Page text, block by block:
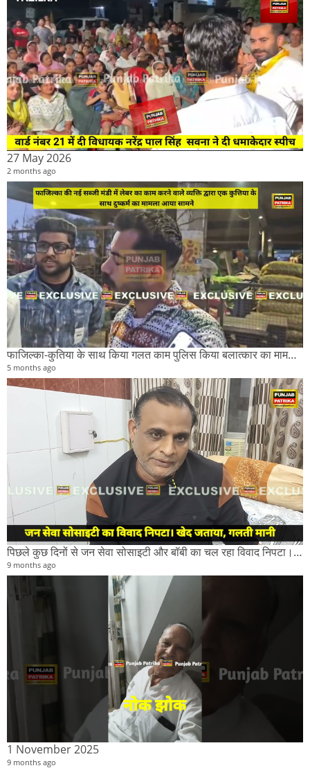
27 May 2026
2 months ago
फाजिल्का-कुतिया के साथ किया गलत काम पुलिस किया बलात्कार का मामला दर्ज।
5 months ago
पिछले कुछ दिनों से जन सेवा सोसाइटी और बॉबी का चल रहा विवाद निपटा।सोसाइटी के सदस्यों ने ने गलती मानी।
9 months ago
1 November 2025
9 months ago